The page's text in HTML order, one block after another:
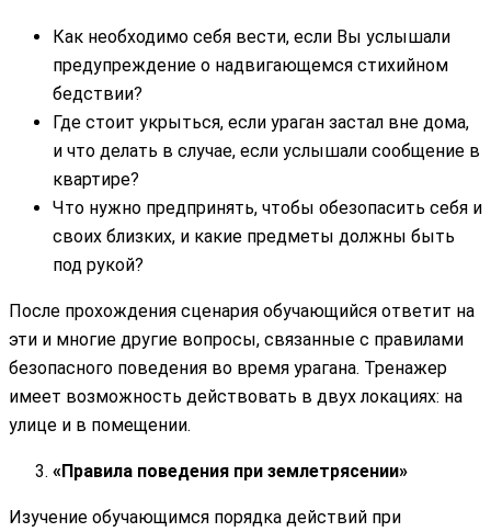
Как необходимо себя вести, если Вы услышали
предупреждение о надвигающемся стихийном
бедствии?
Где стоит укрыться, если ураган застал вне дома,
и что делать в случае, если услышали сообщение в
квартире?
Что нужно предпринять, чтобы обезопасить себя и
своих близких, и какие предметы должны быть
под рукой?
После прохождения сценария обучающийся ответит на
эти и многие другие вопросы, связанные с правилами
безопасного поведения во время урагана. Тренажер
имеет возможность действовать в двух локациях: на
улице и в помещении.
«Правила поведения при землетрясении»
Изучение обучающимся порядка действий при